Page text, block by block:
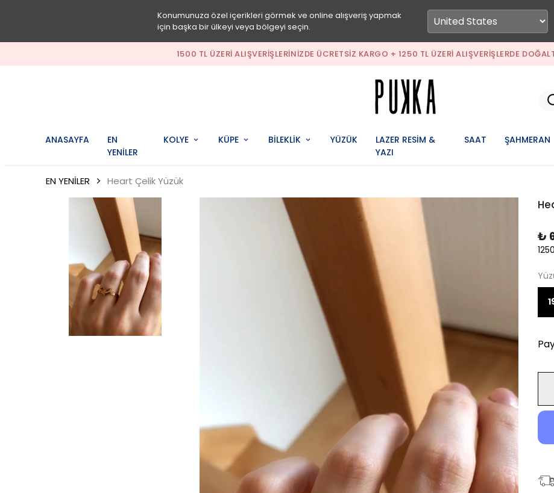
Konumunuza özel içerikleri görmek ve online alışveriş yapmak
için başka bir ülkeyi veya bölgeyi seçin.
1500 TL ÜZERI ALIŞVERIŞLERINIZDE ÜCRETSIZ KARGO + 1250 TL ÜZERI ALIŞVERIŞLERDE
ANASAYFA
EN
YENİLER
KOLYE KÜPE BİLEKLİK YÜZÜK
LAZER RESİM &
YAZI
SAAT ŞAHMERAN
EN YENİLER Heart Çelik Yüzük
₺